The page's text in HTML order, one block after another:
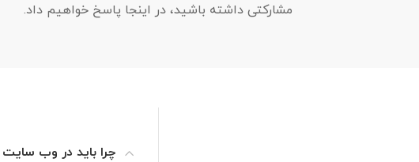
مشارکتی داشته باشید، در اینجا پاسخ خواهیم داد.
چرا باید در وب